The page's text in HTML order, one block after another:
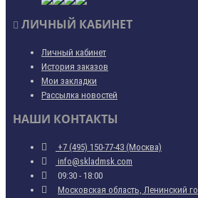
ЛИЧНЫЙ КАБИНЕТ
Личный кабинет
История заказов
Мои закладки
Рассылка новостей
НАШИ КОНТАКТЫ
+7 (495) 150-77-43 (Москва)
info@skladmsk.com
09:30 - 18:00
Московская область, Ленинский